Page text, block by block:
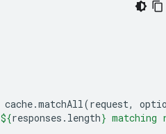
cache.matchAll(request,
${responses . length} matching